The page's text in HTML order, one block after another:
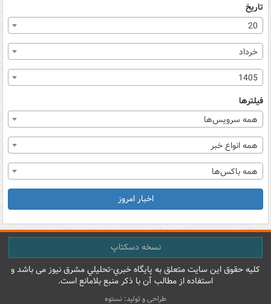
تاریخ
20
خرداد
1405
فیلترها
همه سرویس‌ها
همه انواع خبر
همه باکس‌ها
اخبار امروز
نسخه دسکتاپ
کليه حقوق اين سايت متعلق به پایگاه خبري-تحليلي مشرق نيوز می باشد و
استفاده از مطالب آن با ذکر منبع بلامانع است.
طراحی و تولید: نستوه